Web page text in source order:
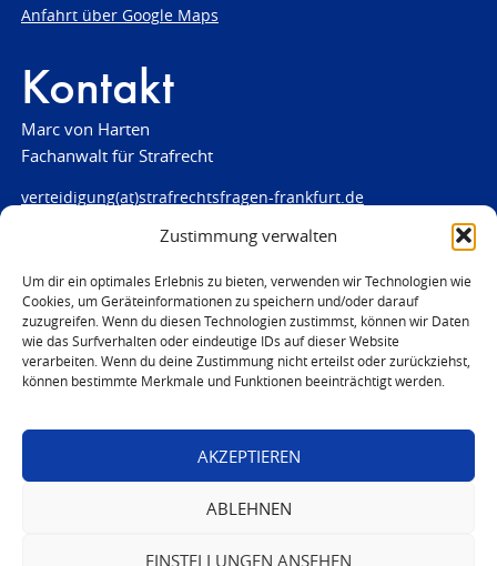
Zustimmung verwalten
Um dir ein optimales Erlebnis zu bieten, verwenden wir Technologien wie
Cookies, um Geräteinformationen zu speichern und/oder darauf
zuzugreifen. Wenn du diesen Technologien zustimmst, können wir Daten
wie das Surfverhalten oder eindeutige IDs auf dieser Website
verarbeiten. Wenn du deine Zustimmung nicht erteilst oder zurückziehst,
können bestimmte Merkmale und Funktionen beeinträchtigt werden.
AKZEPTIEREN
ABLEHNEN
EINSTELLUNGEN ANSEHEN
Anfahrt über Google Maps
Kontakt
Marc von Harten
Fachanwalt für Strafrecht
verteidigung(at)strafrechtsfragen-frankfurt.de
www.strafrechtsfragen-frankfurt.de
Louisenstraße 84
61348 Bad Homburg
Telefon:06172 - 66 28 00
Telefax: 06172 - 66 28 01
0171 - 691 67 67